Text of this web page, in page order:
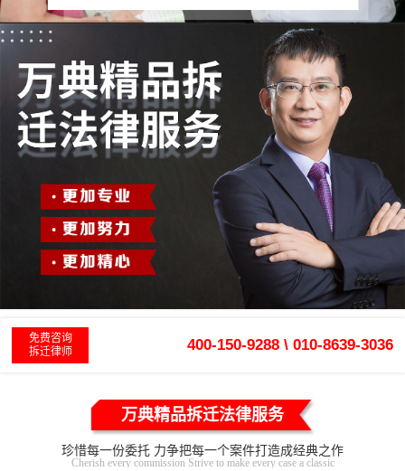
免费咨询
拆迁律师
400-150-9288 \ 010-8639-3036
万典精品拆迁法律服务
珍惜每一份委托 力争把每一个案件打造成经典之作
Cherish every commission Strive to make every case a classic